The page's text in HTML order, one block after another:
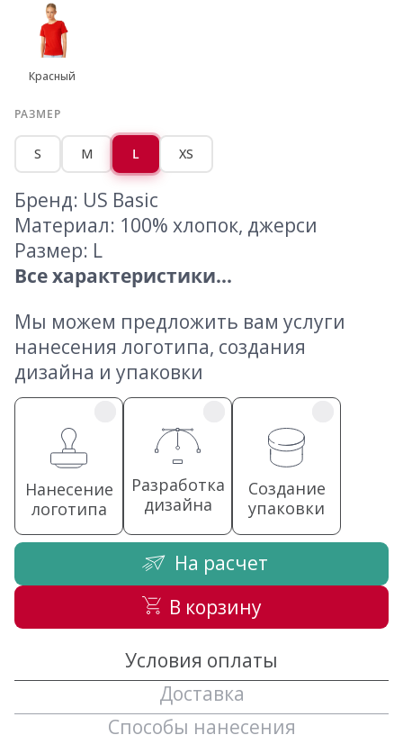
Красный
РАЗМЕР
S M L XS
Бренд: US Basic
Материал: 100% хлопок, джерси
Размер: L
Все характеристики...
Мы можем предложить вам услуги
нанесения логотипа, создания
дизайна и упаковки
Нанесение
логотипа
Разработка
дизайна
Создание
упаковки
На расчет
В корзину
Условия оплаты
Доставка
Способы нанесения